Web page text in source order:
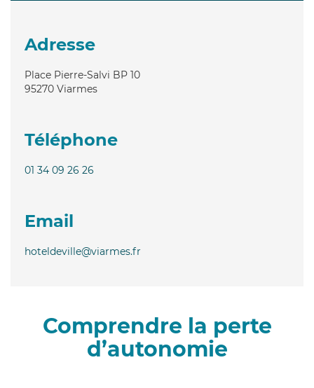
Adresse
Place Pierre-Salvi BP 10
95270 Viarmes
Téléphone
01 34 09 26 26
Email
hoteldeville@viarmes.fr
Comprendre la perte
d’autonomie